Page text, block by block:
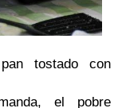
tostado con
el pobre